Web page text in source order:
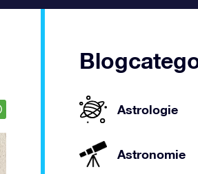
Astrologie
Astronomie